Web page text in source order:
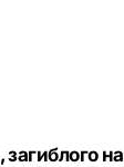
на